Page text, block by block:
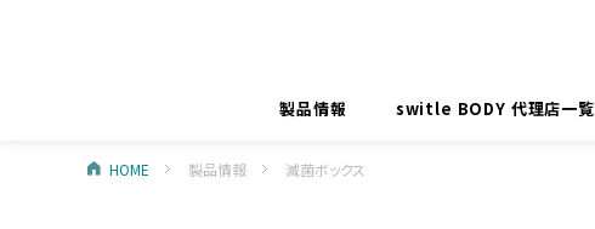
製品情報 switle BODY 代理店一覧
HOME 製品情報 滅菌ボックス